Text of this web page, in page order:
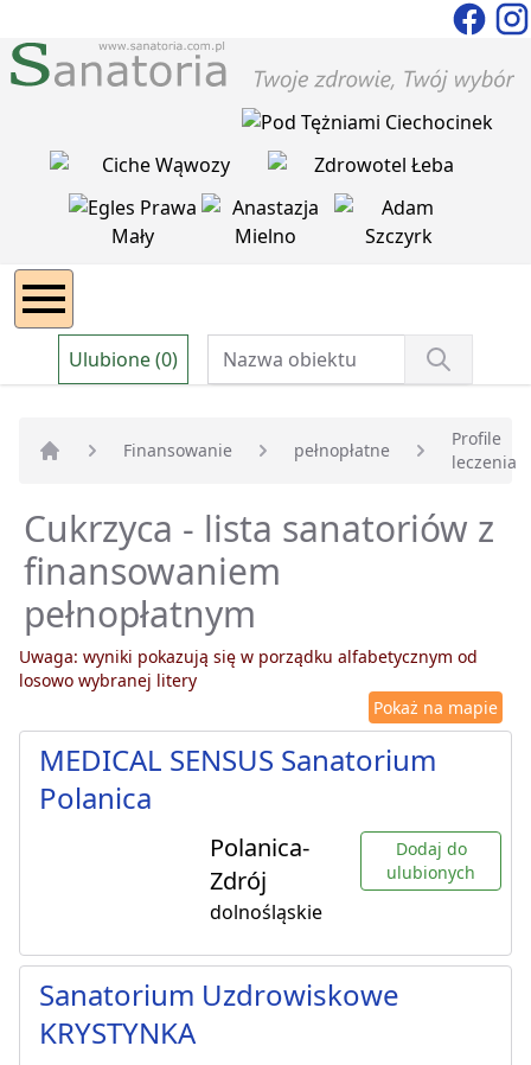
Ulubione (0)
Finansowanie pełnopłatne
Profile
leczenia
Cukrzyca - lista sanatoriów z
finansowaniem
pełnopłatnym
Uwaga: wyniki pokazują się w porządku alfabetycznym od
losowo wybranej litery
Pokaż na mapie
MEDICAL SENSUS Sanatorium
Polanica
Polanica-
Zdrój
dolnośląskie
Dodaj do
ulubionych
Sanatorium Uzdrowiskowe
KRYSTYNKA